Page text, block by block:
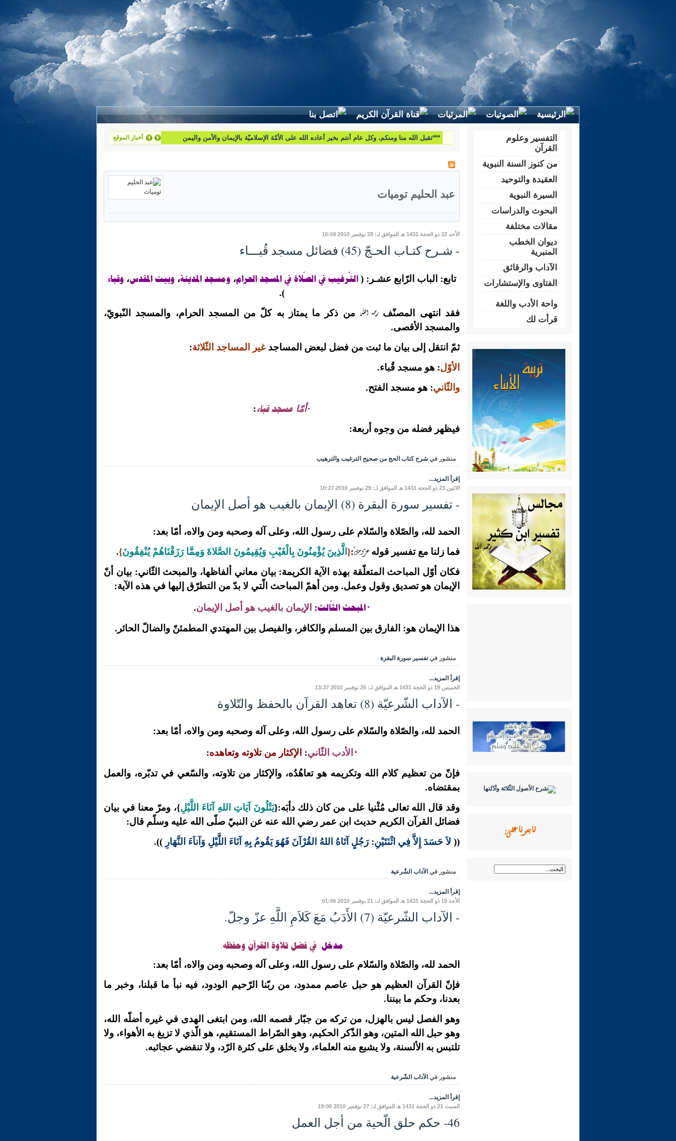
أخبار الموقع
لطرح استفساراتكم وأسئلتكم واقتراحاتكم اتّصلوا بنا على البريد التّالي:
عبد الحليم توميات
الأحد 22 ذو الحجة 1431 هـ الموافق لـ: 28 نوفمبر 2010 16:59
- شـرح كتـاب الحـجّ (45) فضائل مسجد قُبـــاء
تابع: الباب الرّابع عشـر: ( التّرغيب في الصّلاة في المسجد الحرام، ومسجد المدينة، وبيت المقدس، وقباء
).
فقد انتهى المصنّفرحمه الله من ذكر ما يمتاز به كلّ من المسجد الحرام، والمسجد النّبويّ،
والمسجد الأقصى.
ثمّ انتقل إلى بيان ما ثبت من فضل لبعض المساجدغير المساجد الثّلاثة:
الأوّل: هو مسجد قُباء.
والثّاني: هو مسجد الفتح.
·أمّا مسجد قباء:
فيظهر فضله من وجوه أربعة:
منشور في شرح كتاب الحج من صحيح الترغيب والترهيب
إقرأ المزيد...
الاثنين 23 ذو الحجة 1431 هـ الموافق لـ: 29 نوفمبر 2010 10:27
- تفسير سورة البقرة (8) الإيمان بالغيب هو أصل الإيمان
الحمد لله، والصّلاة والسّلام على رسول الله، وعلى آله وصحبه ومن والاه، أمّا بعد:
فما زلنا مع تفسير قولهعزّ وجلّ:
{ الَّذِينَ يُؤْمِنُونَ بِالْغَيْبِ وَيُقِيمُونَ الصَّلاةَ وَمِمَّا رَزَقْنَاهُمْ يُنْفِقُونَ}
.
فكان أوّل المباحث المتعلّقة بهذه الآية الكريمة: بيان معاني ألفاظها، والمبحث الثّاني: بيان أنّ
الإيمان هو تصديق وقول وعمل. ومن أهمّ المباحث الّتي لا بدّ من التطرّق إليها في هذه الآية:
·المبحث الثّالث: الإيمان بالغيب هو أصل الإيمان.
هذا الإيمان هو: الفارق بين المسلم والكافر، والفيصل بين المهتدي المطمئنّ والضالّ الحائر.
منشور في تفسير سورة البقرة
إقرأ المزيد...
الخميس 19 ذو الحجة 1431 هـ الموافق لـ: 25 نوفمبر 2010 13:37
- الآداب الشّرعيّة (8) تعاهد القرآن بالحفظ والتّلاوة
الحمد لله، والصّلاة والسّلام على رسول الله، وعلى آله وصحبه ومن والاه، أمّا بعد:
· الأدب الثّاني: الإكثار من تلاوته وتعاهده:
فإنّ من تعظيم كلام الله وتكريمه هو تعاهُدُه، والإكثار من تلاوته، والسّعي في تدبّره، والعمل
بمقتضاه.
وقد قال الله تعالى مُثْنيا على من كان ذلك دأبَه:{يَتْلُونَ آيَاتِ اللهِ آنَاءَ اللَّيْلِ}، ومرّ معنا في بيان
فضائل القرآن الكريم حديث ابن عمر رضي الله عنه عن النبيّ صلّى الله عليه وسلّم قال:
(( لاَ حَسَدَ إِلاَّ فِي اثْنَتَيْنِ:رَجُلٍ آتَاهُ اللهُ القُرْآنَ فَهُوَ يَقُومُ بِهِ آنَاءَ اللَّيْلِ وَآناَءَ النَّهَارِ )).
منشور في الآداب الشّرعية
إقرأ المزيد...
الأحد 15 ذو الحجة 1431 هـ الموافق لـ: 21 نوفمبر 2010 01:06
- الآداب الشّرعيّة (7) الأَدَبُ مَعَ كَلاَمِ اللَّهِ عزّ وجلّ.
مدخل:في فضل تلاوة القرآن وحفظه.
الحمد لله، والصّلاة والسّلام على رسول الله، وعلى آله وصحبه ومن والاه، أمّا بعد:
فإنّ القرآن العظيم هو حبل عاصم ممدود، من ربّنا الرّحيم الودود، فيه نبأ ما قبلنا، وخبر ما
بعدنا، وحكم ما بيننا.
وهو الفصل ليس بالهزل، من تركه من جبّار قصمه الله، ومن ابتغى الهدى في غيره أضلّه الله،
وهو حبل الله المتين، وهو الذّكر الحكيم، وهو الصّراط المستقيم، هو الّذي لا تزيغ به الأهواء، ولا
تلتبس به الألسنة، ولا يشبع منه العلماء، ولا يخلق على كثرة الرّد، ولا تنقضي عجائبه.
منشور في الآداب الشّرعية
إقرأ المزيد...
السبت 21 ذو الحجة 1431 هـ الموافق لـ: 27 نوفمبر 2010 19:00
46- حكم حلق الّحية من أجل العمل
التفسير وعلوم
القرآن
من كنوز السنة النبوية
العقيدة والتوحيد
السيرة النبوية
البحوث والدراسات
مقالات مختلفة
ديوان الخطب
المنبرية
الآداب والرقائق
الفتاوى والإستشارات
واحة الأدب واللغة
قرأت لك
تابعونا على: